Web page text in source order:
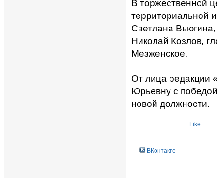
В торжественной
территориальной
Светлана
Николай Козлов,
Мезженское.
От лица редакции
Юрьевну с
новой должности.
Like
ВКонтакте